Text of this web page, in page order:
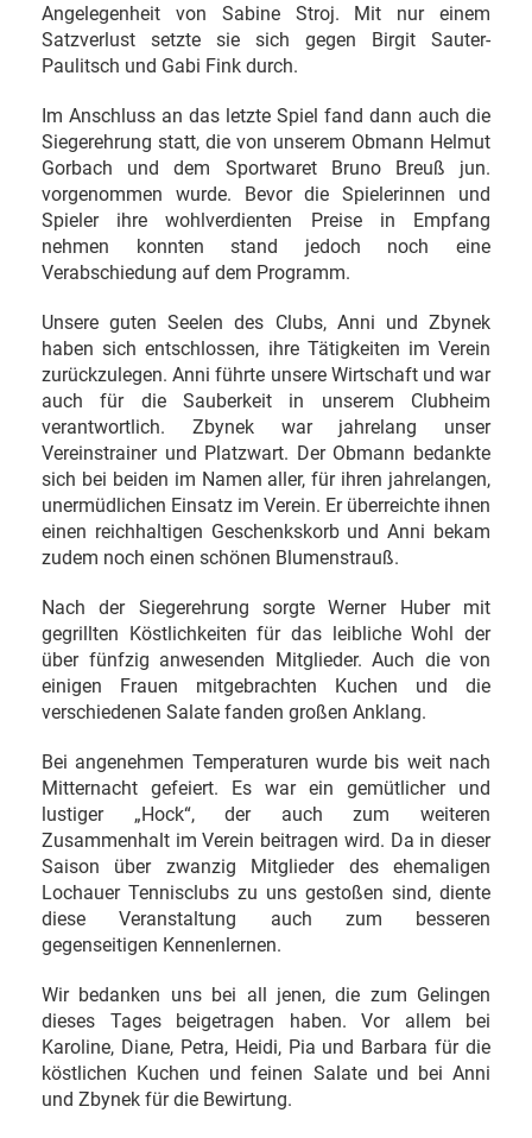
Angelegenheit von Sabine Stroj. Mit nur einem
Satzverlust setzte sie sich gegen Birgit Sauter-
Paulitsch und Gabi Fink durch.
Im Anschluss an das letzte Spiel fand dann auch die
Siegerehrung statt, die von unserem Obmann Helmut
Gorbach und dem Sportwaret Bruno Breuß jun.
vorgenommen wurde. Bevor die Spielerinnen und
Spieler ihre wohlverdienten Preise in Empfang
nehmen konnten stand jedoch noch eine
Verabschiedung auf dem Programm.
Unsere guten Seelen des Clubs, Anni und Zbynek
haben sich entschlossen, ihre Tätigkeiten im Verein
zurückzulegen. Anni führte unsere Wirtschaft und war
auch für die Sauberkeit in unserem Clubheim
verantwortlich. Zbynek war jahrelang unser
Vereinstrainer und Platzwart. Der Obmann bedankte
sich bei beiden im Namen aller, für ihren jahrelangen,
unermüdlichen Einsatz im Verein. Er überreichte ihnen
einen reichhaltigen Geschenkskorb und Anni bekam
zudem noch einen schönen Blumenstrauß.
Nach der Siegerehrung sorgte Werner Huber mit
gegrillten Köstlichkeiten für das leibliche Wohl der
über fünfzig anwesenden Mitglieder. Auch die von
einigen Frauen mitgebrachten Kuchen und die
verschiedenen Salate fanden großen Anklang.
Bei angenehmen Temperaturen wurde bis weit nach
Mitternacht gefeiert. Es war ein gemütlicher und
lustiger „Hock“, der auch zum weiteren
Zusammenhalt im Verein beitragen wird. Da in dieser
Saison über zwanzig Mitglieder des ehemaligen
Lochauer Tennisclubs zu uns gestoßen sind, diente
diese Veranstaltung auch zum besseren
gegenseitigen Kennenlernen.
Wir bedanken uns bei all jenen, die zum Gelingen
dieses Tages beigetragen haben. Vor allem bei
Karoline, Diane, Petra, Heidi, Pia und Barbara für die
köstlichen Kuchen und feinen Salate und bei Anni
und Zbynek für die Bewirtung.